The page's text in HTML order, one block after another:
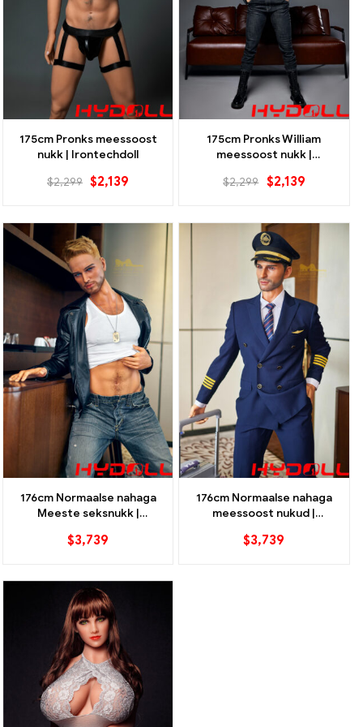
175cm Pronks meessoost
nukk | Irontechdoll
$2,299 $2,139
175cm Pronks William
meessoost nukk |
$2,299 $2,139
176cm Normaalse nahaga
Meeste seksnukk |
$3,739
176cm Normaalse nahaga
meessoost nukud |
$3,739